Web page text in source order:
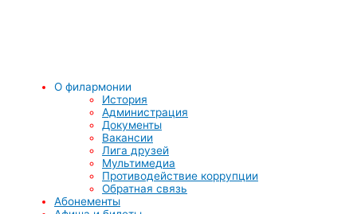
О филармонии
История
Администрация
Документы
Вакансии
Лига друзей
Мультимедиа
Противодействие коррупции
Обратная связь
Абонементы